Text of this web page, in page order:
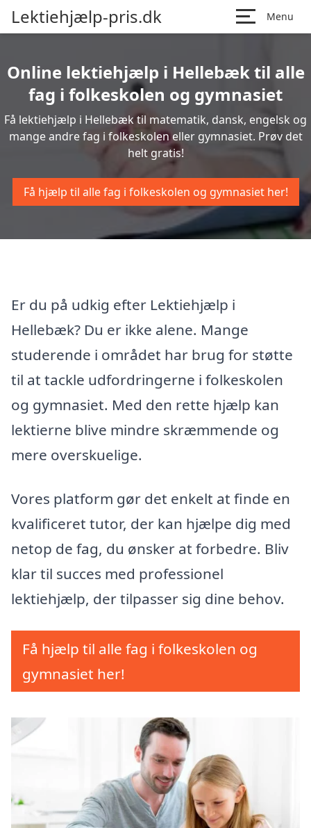
Lektiehjælp-pris.dk Menu
Online lektiehjælp i Hellebæk til alle
fag i folkeskolen og gymnasiet
Få lektiehjælp i Hellebæk til matematik, dansk, engelsk og
mange andre fag i folkeskolen eller gymnasiet. Prøv det
helt gratis!
Få hjælp til alle fag i folkeskolen og gymnasiet her!
Er du på udkig efter Lektiehjælp i
Hellebæk? Du er ikke alene. Mange
studerende i området har brug for støtte
til at tackle udfordringerne i folkeskolen
og gymnasiet. Med den rette hjælp kan
lektierne blive mindre skræmmende og
mere overskuelige.
Vores platform gør det enkelt at finde en
kvalificeret tutor, der kan hjælpe dig med
netop de fag, du ønsker at forbedre. Bliv
klar til succes med professionel
lektiehjælp, der tilpasser sig dine behov.
Få hjælp til alle fag i folkeskolen og
gymnasiet her!